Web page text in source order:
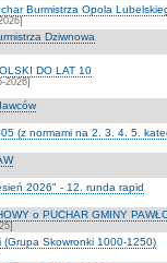
Burmistrza Opola
Dziwnowa
DO LAT 10
2026]
(z normami na 2. 3. 4. 5.
2026" - 12. runda rapid
o PUCHAR GMINY
(Grupa Skowronki 1000-1250)